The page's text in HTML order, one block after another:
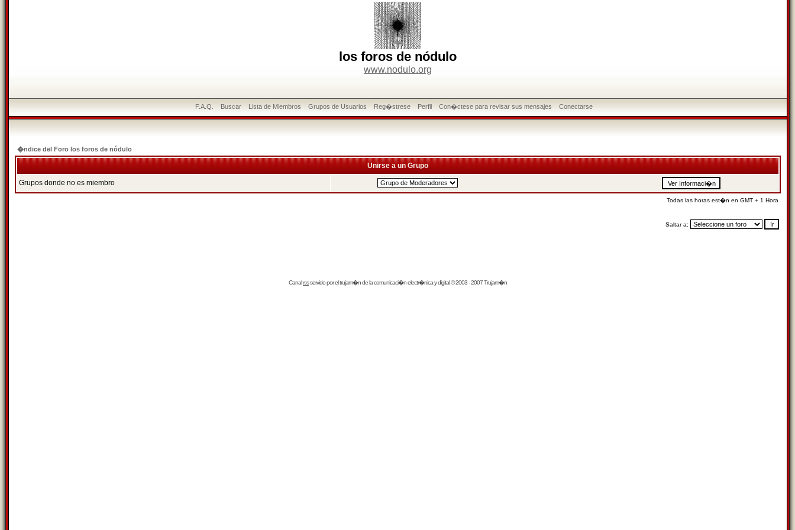
los foros de nódulo
www.nodulo.org
F.A.Q. Buscar Lista de Miembros Grupos de Usuarios Reg�strese Perfil Con�ctese para revisar sus mensajes Conectarse
�ndice del Foro los foros de nódulo
Unirse a un Grupo
Grupos donde no es miembro
Todas las horas est�n en GMT + 1 Hora
Saltar a:
Canalrssservido por eltrujam�nde la comunicaci�n electr�nica y digital © 2003 - 2007 Trujam�n